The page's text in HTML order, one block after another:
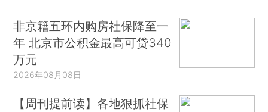
非京籍五环内购房社保降至一
年 北京市公积金最高可贷340
万元
2026年08月08日
【周刊提前读】各地狠抓社保